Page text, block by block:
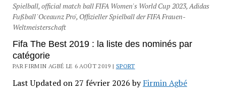
Spielball, official match ball FIFA Women's World Cup 2023, Adidas
Fußball 'Oceaunz Pro', Offizieller Spielball der FIFA Frauen-
Weltmeisterschaft
Fifa The Best 2019 : la liste des nominés par
catégorie
PAR FIRMIN AGBÉ LE 6 AOÛT 2019 | SPORT
Last Updated on 27 février 2026 byFirmin Agbé